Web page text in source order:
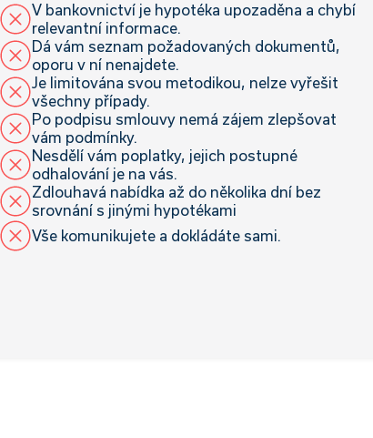
V bankovnictví je hypotéka upozaděna a chybí
relevantní informace.
Dá vám seznam požadovaných dokumentů,
oporu v ní nenajdete.
Je limitována svou metodikou, nelze vyřešit
všechny případy.
Po podpisu smlouvy nemá zájem zlepšovat
vám podmínky.
Nesdělí vám poplatky, jejich postupné
odhalování je na vás.
Zdlouhavá nabídka až do několika dní bez
srovnání s jinými hypotékami
Vše komunikujete a dokládáte sami.